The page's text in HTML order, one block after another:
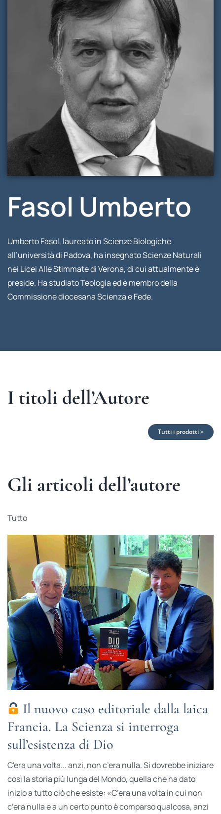
Fasol Umberto
Umberto Fasol, laureato in Scienze Biologiche
all’università di Padova, ha insegnato Scienze Naturali
nei Licei Alle Stimmate di Verona, di cui attualmente è
preside. Ha studiato Teologia ed è membro della
Commissione diocesana Scienza e Fede.
I titoli dell’Autore
Tutti i prodotti >
Gli articoli dell’autore
Tutto
Il nuovo caso editoriale dalla laica
Francia. La Scienza si interroga
sull’esistenza di Dio
C'era una volta... anzi, non c’era nulla. Si dovrebbe iniziare
così la storia più lunga del Mondo, quella che ha dato
inizio a tutto ciò che esiste: «C’era una volta in cui non
c’era nulla e a un certo punto è comparso qualcosa, anzi